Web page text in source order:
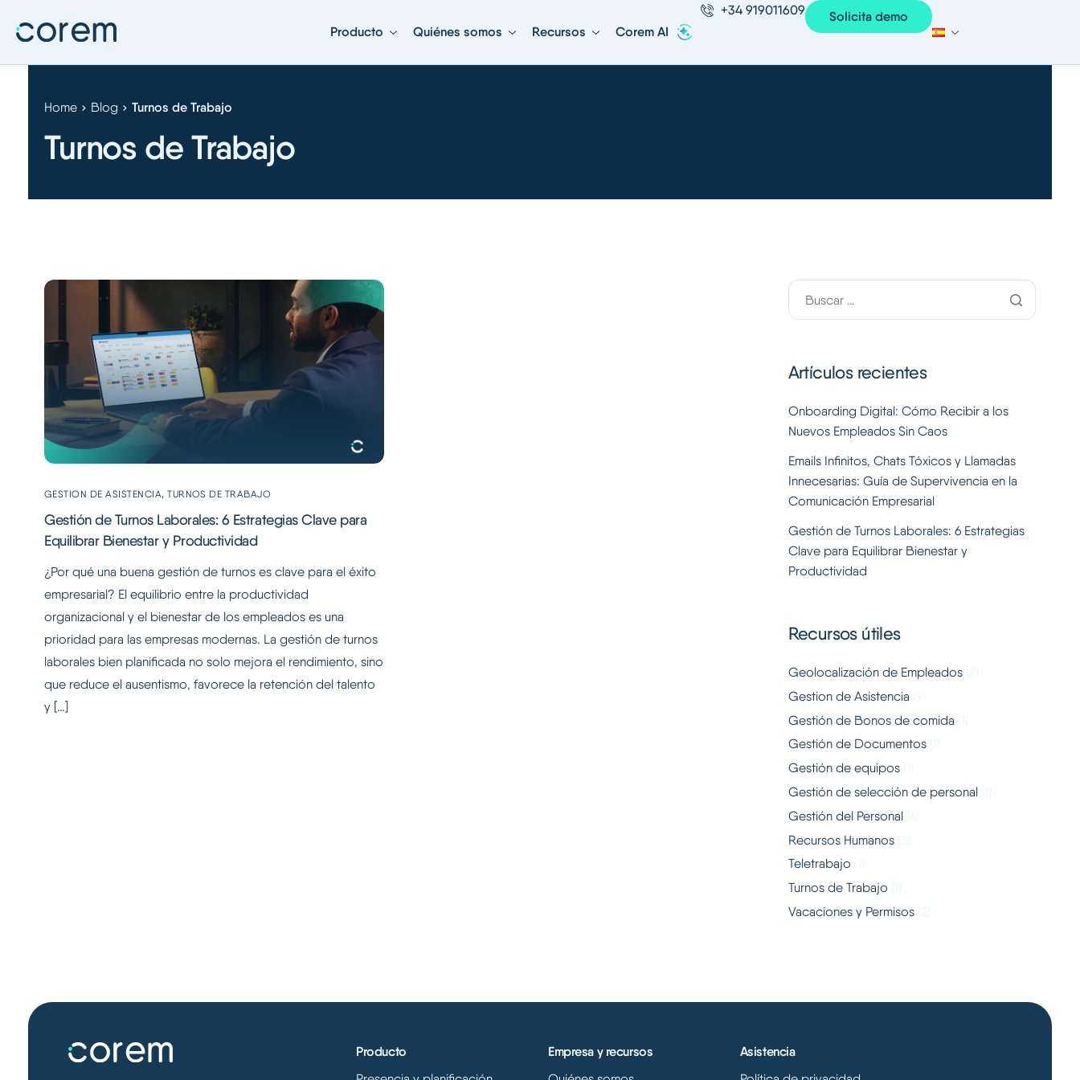
Producto Quiénes somos Recursos Corem AI
+34 919011609 Solicita demo
Turnos de Trabajo
Home Blog Turnos de Trabajo
GESTION DE ASISTENCIA,TURNOS DE TRABAJO
Gestión de Turnos Laborales: 6 Estrategias Clave para
Equilibrar Bienestar y Productividad
¿Por qué una buena gestión de turnos es clave para el éxito
empresarial? El equilibrio entre la productividad
organizacional y el bienestar de los empleados es una
prioridad para las empresas modernas. La gestión de turnos
laborales bien planificada no solo mejora el rendimiento, sino
que reduce el ausentismo, favorece la retención del talento
y […]
Artículos recientes
Onboarding Digital: Cómo Recibir a los
Nuevos Empleados Sin Caos
Emails Infinitos, Chats Tóxicos y Llamadas
Innecesarias: Guía de Supervivencia en la
Comunicación Empresarial
Gestión de Turnos Laborales: 6 Estrategias
Clave para Equilibrar Bienestar y
Productividad
Recursos útiles
Geolocalización de Empleados(2)
Gestion de Asistencia
Gestión de Bonos de comida
Gestión de Documentos(1)
Gestión de equipos(1)
Gestión de selección de personal(1)
Gestión del Personal(6)
Recursos Humanos(3)
Teletrabajo
Turnos de Trabajo
Vacaciones y Permisos(2)
Producto
Empresa y recursos
Asistencia